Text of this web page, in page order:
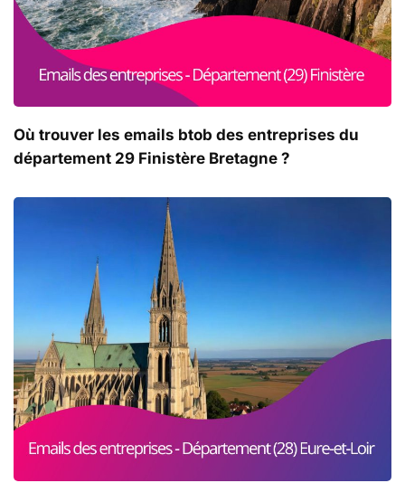
Où trouver les emails btob des entreprises du
département 29 Finistère Bretagne ?